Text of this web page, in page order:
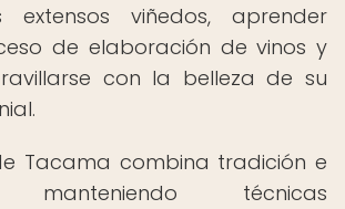
extensos viñedos, aprender
de elaboración de vinos y
con la belleza de su
Tacama combina tradición e
manteniendo técnicas